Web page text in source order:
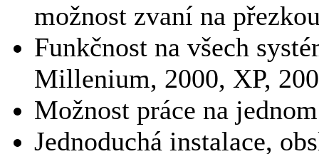
možnost zvaní na
Funkčnost na všech
Millenium, 2000, XP,
Možnost práce na
Jednoduchá instalace,